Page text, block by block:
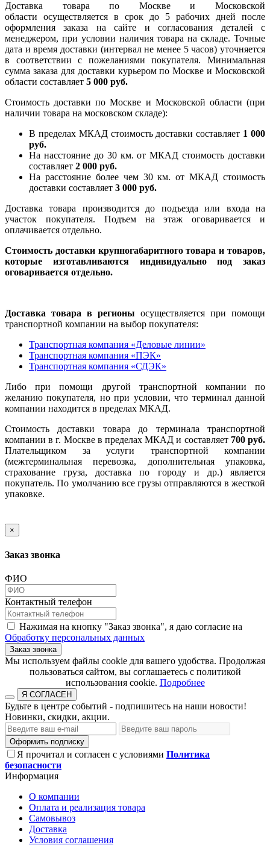
Доставка товара по Москве и Московской
области осуществляется в срок до 5 рабочих дней после
оформления заказа на сайте и согласования деталей с
менеджером, при условии наличия товара на складе. Точные
дата и время доставки (интервал не менее 5 часов) уточняется
в соответствии с пожеланиями покупателя. Минимальная
сумма заказа для доставки курьером по Москве и Московской
области составляет 5 000 руб.
Стоимость доставки по Москве и Московской области (при
наличии товара на московском складе):
В пределах МКАД стоимость доставки составляет 1 000
руб.
На насcтояние до 30 км. от МКАД стоимость доставки
составляет 2 000 руб.
На расстояние более чем 30 км. от МКАД стоимость
доставки составляет 3 000 руб.
Доставка товара производится до подъезда или входа на
участок покупателя. Подъем на этаж оговаривается и
оплачивается отдельно.
Стоимость доставки крупногабаритного товара и товаров,
которые изготавливаются индивидуально под заказ
оговаривается отдельно.
Доставка товара в регионы осуществляется при помощи
транспортной компании на выбор покупателя:
Транспортная компания «Деловые линии»
Транспортная компания «ПЭК»
Транспортная компания «СДЭК»
Либо при помощи другой транспортной компании по
желанию покупателя, но при условии, что терминал данной
компании находится в пределах МКАД.
Стоимость доставки товара до терминала транспортной
компании в г. Москве в пределах МКАД и составляет 700 руб.
Плательщиком за услуги транспортной компании
(межтерминальная перевозка, дополнительная упаковка,
страхование груза, доставка по городу и др.) является
покупатель. По умолчанию все грузы отправляются в жесткой
упаковке.
×
Заказ звонка
ФИО
Контактный телефон
Нажимая на кнопку "Заказ звонка", я даю согласие на
Обработку персональных данных
Заказ звонка
​​​​​​​Мы используем файлы cookie для вашего удобства. Продолжая
пользоваться сайтом, вы соглашаетесь с политикой
использования cookie.​​​​​​​ Подробнее
Я СОГЛАСЕН
Будьте в центре событий - подпишитесь на наши новости!
Новинки, скидки, акции.
Оформить подписку
Я прочитал и согласен с условиями Политика
безопасности
Информация
О компании
Оплата и реализация товара
Самовывоз
Доставка
Условия соглашения